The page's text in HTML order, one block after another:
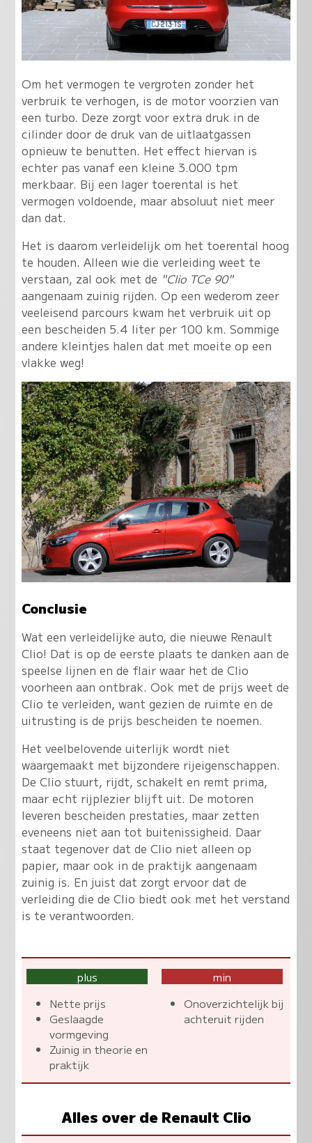
Om het vermogen te vergroten zonder het
verbruik te verhogen, is de motor voorzien van
een turbo. Deze zorgt voor extra druk in de
cilinder door de druk van de uitlaatgassen
opnieuw te benutten. Het effect hiervan is
echter pas vanaf een kleine 3.000 tpm
merkbaar. Bij een lager toerental is het
vermogen voldoende, maar absoluut niet meer
dan dat.
Het is daarom verleidelijk om het toerental hoog
te houden. Alleen wie die verleiding weet te
verstaan, zal ook met de "Clio TCe 90"
aangenaam zuinig rijden. Op een wederom zeer
veeleisend parcours kwam het verbruik uit op
een bescheiden 5.4 liter per 100 km. Sommige
andere kleintjes halen dat met moeite op een
vlakke weg!
Conclusie
Wat een verleidelijke auto, die nieuwe Renault
Clio! Dat is op de eerste plaats te danken aan de
speelse lijnen en de flair waar het de Clio
voorheen aan ontbrak. Ook met de prijs weet de
Clio te verleiden, want gezien de ruimte en de
uitrusting is de prijs bescheiden te noemen.
Het veelbelovende uiterlijk wordt niet
waargemaakt met bijzondere rijeigenschappen.
De Clio stuurt, rijdt, schakelt en remt prima,
maar echt rijplezier blijft uit. De motoren
leveren bescheiden prestaties, maar zetten
eveneens niet aan tot buitenissigheid. Daar
staat tegenover dat de Clio niet alleen op
papier, maar ook in de praktijk aangenaam
zuinig is. En juist dat zorgt ervoor dat de
verleiding die de Clio biedt ook met het verstand
is te verantwoorden.
plus
Nette prijs
Geslaagde
vormgeving
Zuinig in theorie en
praktijk
min
Onoverzichtelijk bij
achteruit rijden
Alles over de Renault Clio